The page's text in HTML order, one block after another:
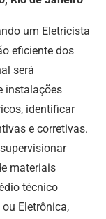
um Eletricista
eficiente dos
será
instalações
identificar
e corretivas.
materiais
técnico
Eletrônica,